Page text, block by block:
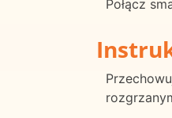
Połącz